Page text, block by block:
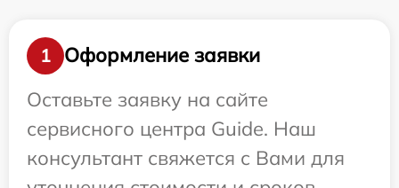
1
Оформление заявки
Оставьте заявку на сайте
сервисного центра Guide. Наш
консультант свяжется с Вами для